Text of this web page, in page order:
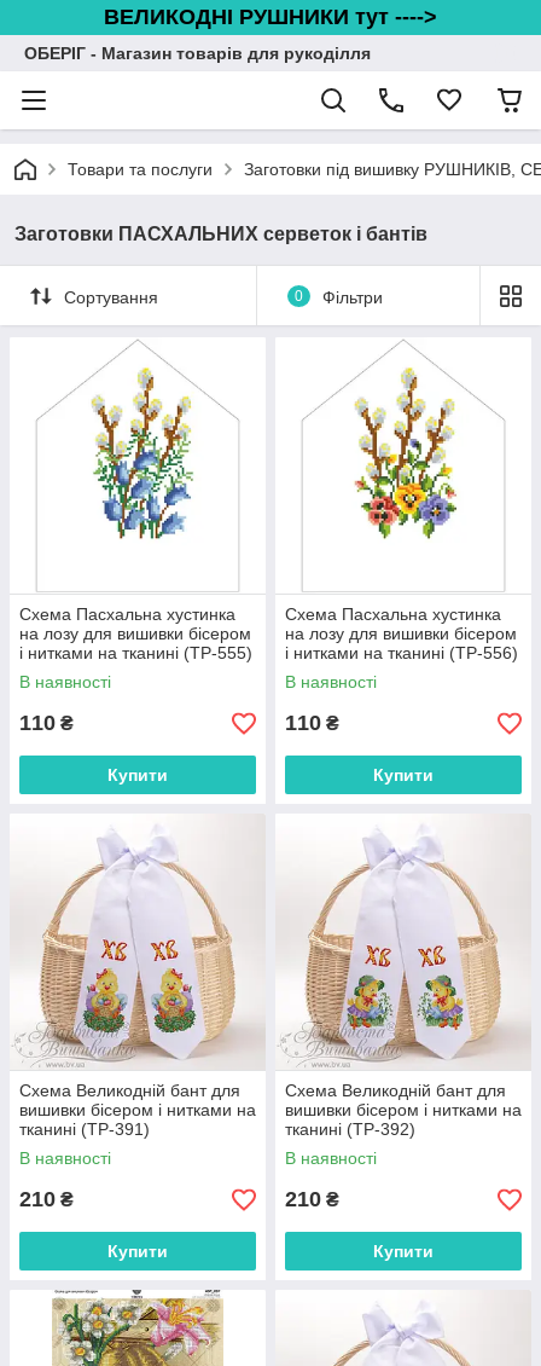
ВЕЛИКОДНІ РУШНИКИ тут ---->
ОБЕРІГ - Магазин товарів для рукоділля
Товари та послуги Заготовки під вишивку РУШНИКІВ,
Заготовки ПАСХАЛЬНИХ серветок і бантів
Сортування 0 Фільтри
Схема Пасхальна хустинка
на лозу для вишивки бісером
і нитками на тканині (ТР-555)
В наявності
110 ₴
Купити
Схема Пасхальна хустинка
на лозу для вишивки бісером
і нитками на тканині (ТР-556)
В наявності
110 ₴
Купити
Схема Великодній бант для
вишивки бісером і нитками на
тканині (ТР-391)
В наявності
210 ₴
Купити
Схема Великодній бант для
вишивки бісером і нитками на
тканині (ТР-392)
В наявності
210 ₴
Купити